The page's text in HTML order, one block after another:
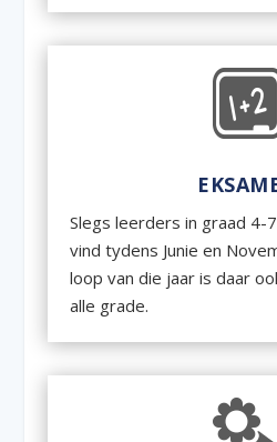
Slegs leerders in graad 4-
vind tydens Junie en
loop van die jaar is daar
alle grade.